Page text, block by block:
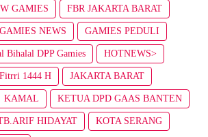
GAMIES FBR JAKARTA BARAT
GAMIES NEWS GAMIES PEDULI
Bihalal DPP Gamies HOTNEWS>
1444 H JAKARTA BARAT
KAMAL KETUA DPD GAAS BANTEN
HIDAYAT KOTA SERANG